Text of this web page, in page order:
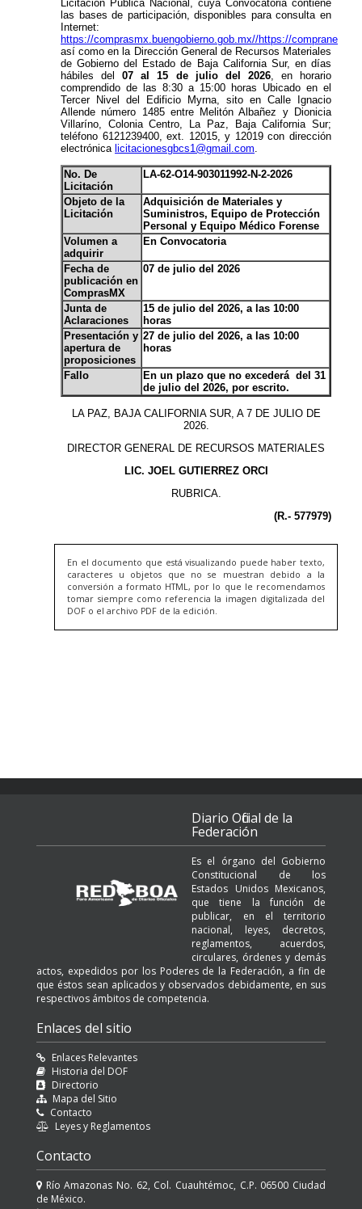
En el documento que está visualizando puede haber texto,
caracteres u objetos que no se muestran debido a la
conversión a formato HTML, por lo que le recomendamos
tomar siempre como referencia la imagen digitalizada del
DOF o el archivo PDF de la edición.
Diario Oficial de la
Federación
Es el órgano del Gobierno
Constitucional de los
Estados Unidos Mexicanos,
que tiene la función de
publicar, en el territorio
nacional, leyes, decretos,
reglamentos, acuerdos,
circulares, órdenes y demás
actos, expedidos por los Poderes de la Federación, a fin de
que éstos sean aplicados y observados debidamente, en sus
respectivos ámbitos de competencia.
Enlaces del sitio
Enlaces Relevantes
Historia del DOF
Directorio
Mapa del Sitio
Contacto
Leyes y Reglamentos
Contacto
Río Amazonas No. 62, Col. Cuauhtémoc, C.P. 06500 Ciudad
de México.